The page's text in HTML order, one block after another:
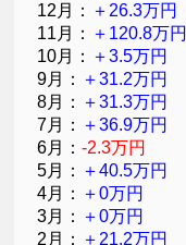
12月： ＋26.3万円
11月： ＋120.8万円
10月： ＋3.5万円
9月： ＋31.2万円
8月： ＋31.3万円
7月： ＋36.9万円
6月：-2.3万円
5月： ＋40.5万円
4月： ＋0万円
3月： ＋0万円
2月： ＋21.2万円